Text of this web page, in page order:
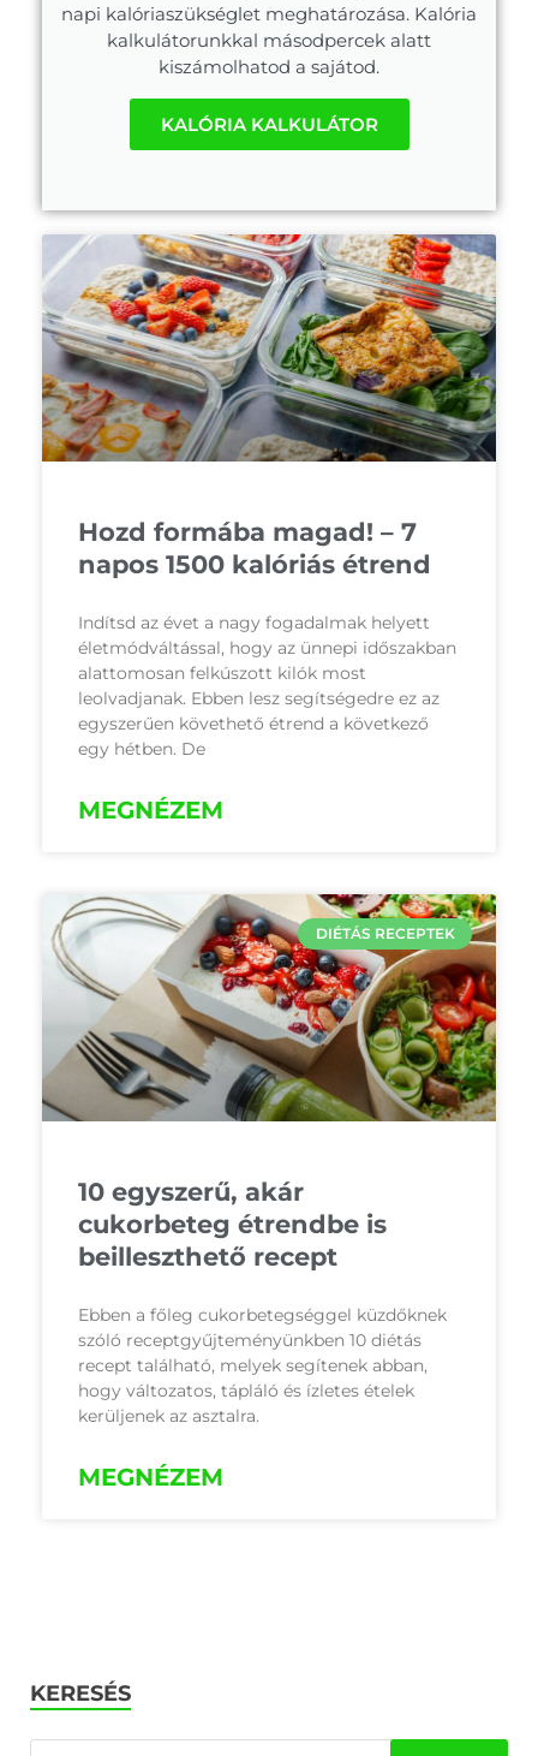
napi kalóriaszükséglet meghatározása. Kalória
kalkulátorunkkal másodpercek alatt
kiszámolhatod a sajátod.
KALÓRIA KALKULÁTOR
Hozd formába magad! – 7
napos 1500 kalóriás étrend
Indítsd az évet a nagy fogadalmak helyett
életmódváltással, hogy az ünnepi időszakban
alattomosan felkúszott kilók most
leolvadjanak. Ebben lesz segítségedre ez az
egyszerűen követhető étrend a következő
egy hétben. De
MEGNÉZEM
DIÉTÁS RECEPTEK
10 egyszerű, akár
cukorbeteg étrendbe is
beilleszthető recept
Ebben a főleg cukorbetegséggel küzdőknek
szóló receptgyűjteményünkben 10 diétás
recept található, melyek segítenek abban,
hogy változatos, tápláló és ízletes ételek
kerüljenek az asztalra.
MEGNÉZEM
KERESÉS